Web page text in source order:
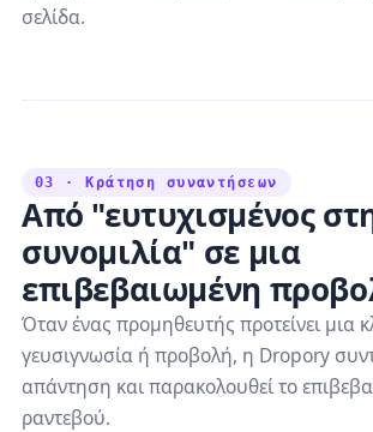
σελίδα.
03 · Κράτηση συναντήσεων
Από "ευτυχισμένος
συνομιλία" σε μια
επιβεβαιωμένη
Όταν ένας προμηθευτής προτείνει μια
γευσιγνωσία ή προβολή, η Dropory
απάντηση και παρακολουθεί το
ραντεβού.